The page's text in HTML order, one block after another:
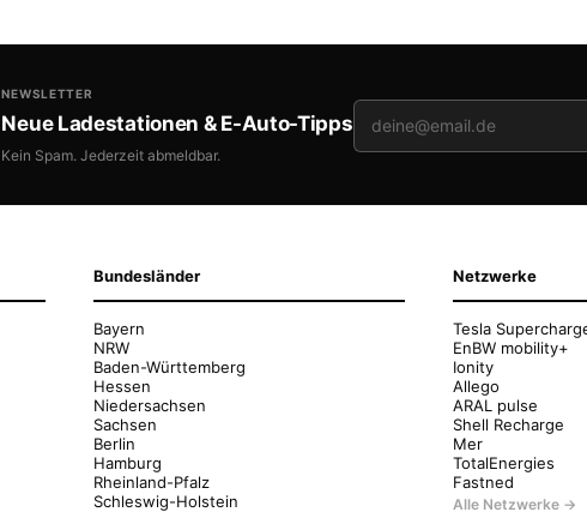
NEWSLETTER
Neue Ladestationen & E-Auto-Tipps
Kein Spam. Jederzeit abmeldbar.
Bundesländer
Bayern
NRW
Baden-Württemberg
Hessen
Niedersachsen
Sachsen
Berlin
Hamburg
Rheinland-Pfalz
Schleswig-Holstein
Netzwerke
Tesla
EnBW mobility+
Ionity
Allego
ARAL pulse
Shell Recharge
Mer
TotalEnergies
Fastned
Alle Netzwerke →